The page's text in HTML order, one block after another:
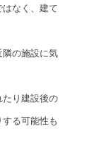
なく、建て
隣の施設に気
たり建設後の
る可能性も